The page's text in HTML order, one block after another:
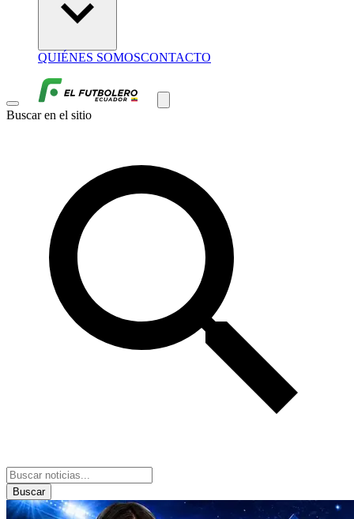
QUIÉNES SOMOSCONTACTO
Buscar en el sitio
Buscar